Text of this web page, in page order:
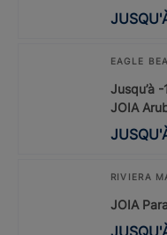
EAGLE
Jusqu’à
JOIA
RIVIERA
JOIA